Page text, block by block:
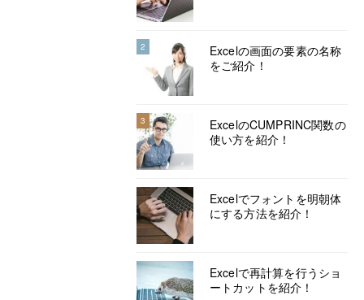
2
Excelの画面の要素の名称
をご紹介！
3
ExcelのCUMPRINC関数の
使い方を紹介！
Excelでフォントを明朝体
にする方法を紹介！
Excelで再計算を行うショ
ートカットを紹介！